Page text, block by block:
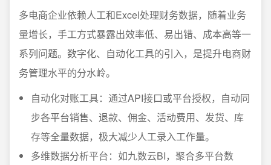
多电商企业依赖人工和Excel处理财务数据，随着业务
量增长，手工方式暴露出效率低、易出错、成本高等一
系列问题。数字化、自动化工具的引入，是提升电商财
务管理水平的分水岭。
自动化对账工具：通过API接口或平台授权，自动同
步各平台销售、退款、佣金、活动费用、发货、库
存等全量数据，极大减少人工录入工作量。
多维数据分析平台：如九数云BI，聚合多平台数